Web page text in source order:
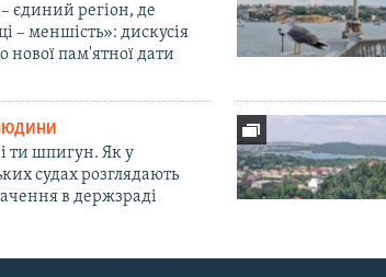
єдиний регіон, де
– меншість»: дискусія
нової пам'ятної дати
ти шпигун. Як у
судах розглядають
в держзраді